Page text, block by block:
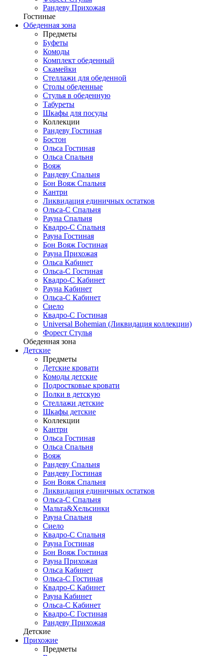
Рандеву Прихожая
Гостиные
Обеденная зона
Предметы
Буфеты
Комоды
Комплект обеденный
Скамейки
Стеллажи для обеденной
Столы обеденные
Стулья в обеденную
Табуреты
Шкафы для посуды
Коллекции
Рандеву Гостиная
Бостон
Ольса Гостиная
Ольса Спальня
Вояж
Рандеву Спальня
Бон Вояж Спальня
Кантри
Ликвидация единичных остатков
Ольса-С Спальня
Рауна Спальня
Квадро-С Спальня
Рауна Гостиная
Бон Вояж Гостиная
Рауна Прихожая
Ольса Кабинет
Ольса-С Гостиная
Квадро-С Кабинет
Рауна Кабинет
Ольса-С Кабинет
Сиело
Квадро-С Гостиная
Universal Bohemian (Ликвидация коллекции)
Форест Стулья
Обеденная зона
Детские
Предметы
Детские кровати
Комоды детские
Подростковые кровати
Полки в детскую
Стеллажи детские
Шкафы детские
Коллекции
Кантри
Ольса Гостиная
Ольса Спальня
Вояж
Рандеву Спальня
Рандеву Гостиная
Бон Вояж Спальня
Ликвидация единичных остатков
Ольса-С Спальня
Мальта&Хельсинки
Рауна Спальня
Сиело
Квадро-С Спальня
Рауна Гостиная
Бон Вояж Гостиная
Рауна Прихожая
Ольса Кабинет
Ольса-С Гостиная
Квадро-С Кабинет
Рауна Кабинет
Ольса-С Кабинет
Квадро-С Гостиная
Рандеву Прихожая
Детские
Прихожие
Предметы